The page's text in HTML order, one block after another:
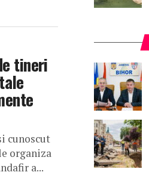
tineri
cunoscut
organiza
a...